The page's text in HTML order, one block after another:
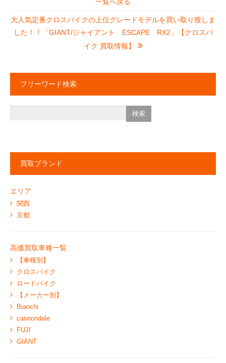
大人気定番クロスバイクの上位グレードモデルを買い取り致しま
した！！「GIANT/ジャイアント ESCAPE RX2」【クロスバ
イク 買取情報】
フリーワード検索
買取ブランド
エリア
関西
京都
高価買取車種一覧
【車種別】
クロスバイク
ロードバイク
【メーカー別】
Bianchi
cannondale
FUJI
GIANT